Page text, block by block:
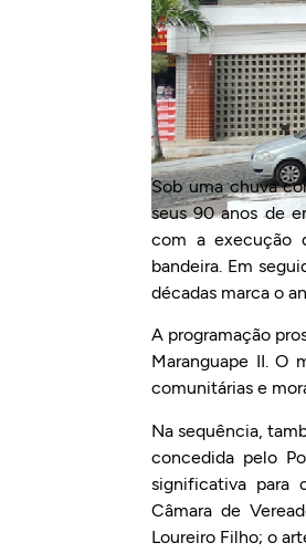
Sob uma chuva
seus 90 anos de
com a execução
bandeira. Em
décadas marca o
A programação
Maranguape II. O
comunitárias e
Na sequência,
concedida pelo
significativa para
Câmara de
Loureiro Filho; o